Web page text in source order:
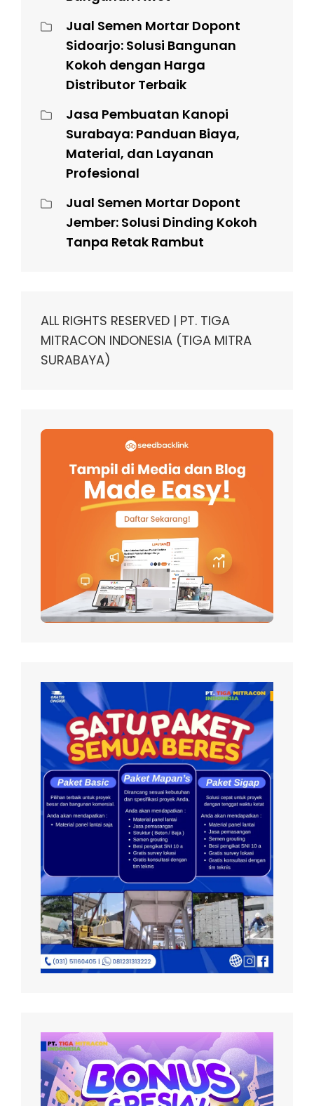
Jual Semen Mortar Dopont
Sidoarjo: Solusi Bangunan
Kokoh dengan Harga
Distributor Terbaik
Jasa Pembuatan Kanopi
Surabaya: Panduan Biaya,
Material, dan Layanan
Profesional
Jual Semen Mortar Dopont
Jember: Solusi Dinding Kokoh
Tanpa Retak Rambut
ALL RIGHTS RESERVED | PT. TIGA
MITRACON INDONESIA (TIGA MITRA
SURABAYA)